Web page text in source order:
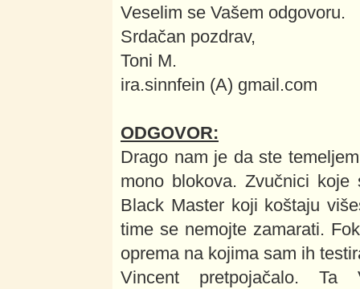
Veselim se Vašem odgovoru.
Srdačan pozdrav,
Toni M.
ira.sinnfein (A) gmail.com
ODGOVOR:
Drago nam je da ste
mono blokova. Zvučnici
Black Master koji koštaju
time se nemojte zamarati.
oprema na kojima sam ih
Vincent pretpojačalo. Ta